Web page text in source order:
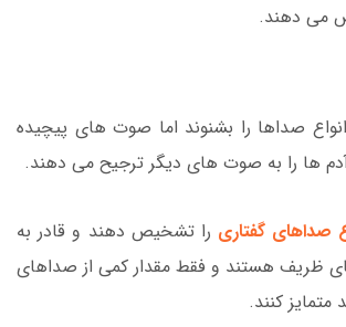
می دهند.
انواع صداها را بشنوند اما صوت های پیچیده
ها را به صوت های دیگر ترجیح می دهند.
صداهای گفتاری را تشخیص دهند و قادر به
ظریف هستند و فقط مقدار کمی از صداهای
متمایز کنند.